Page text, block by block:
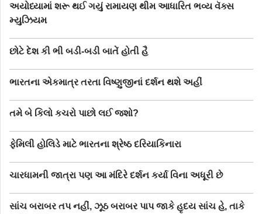
અયોધ્યામાં શરૂ થઈ ગયું રામાયણ થીમ આધારિત ભવ્ય વૅક્સ
મ્યુઝિયમ
છોટે દેશ કી ભી બડી-બડી બાતેં હોતી હૈ
ભારતના એકમાત્ર તરતા વિષ્ણુજીનાં દર્શન થશે અહીં
તમે બે કિલો કચરો પાછો લઈ જશો?
ફેમિલી હોલિડે માટે ભારતના શ્રેષ્ઠ દરિયાકિનારા
ચારધામની જાત્રા પણ આ મંદિરે દર્શન કર્યા વિના અધૂરી છે
સાંચ બરાબર તપ નહીં, ઝૂઠ બરાબર પાપ જાકે હૃદય સાંચ હે, તાકે